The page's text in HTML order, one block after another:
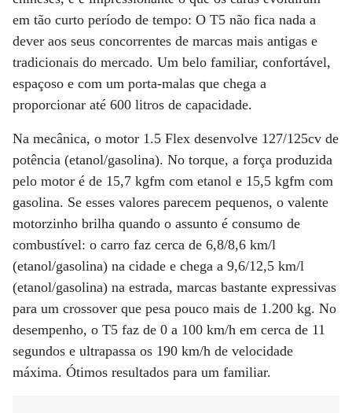
em tão curto período de tempo: O T5 não fica nada a
dever aos seus concorrentes de marcas mais antigas e
tradicionais do mercado. Um belo familiar, confortável,
espaçoso e com um porta-malas que chega a
proporcionar até 600 litros de capacidade.
Na mecânica, o motor 1.5 Flex desenvolve 127/125cv de
potência (etanol/gasolina). No torque, a força produzida
pelo motor é de 15,7 kgfm com etanol e 15,5 kgfm com
gasolina. Se esses valores parecem pequenos, o valente
motorzinho brilha quando o assunto é consumo de
combustível: o carro faz cerca de 6,8/8,6 km/l
(etanol/gasolina) na cidade e chega a 9,6/12,5 km/l
(etanol/gasolina) na estrada, marcas bastante expressivas
para um crossover que pesa pouco mais de 1.200 kg. No
desempenho, o T5 faz de 0 a 100 km/h em cerca de 11
segundos e ultrapassa os 190 km/h de velocidade
máxima. Ótimos resultados para um familiar.